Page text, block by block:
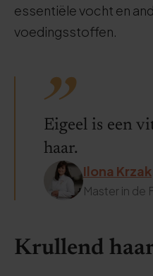
essentiële vocht en
voedingsstoffen.
Eigeel is een
haar.
Ilona Krzak
Master in de
Krullend